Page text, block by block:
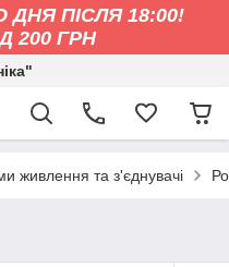
ПІСЛЯ 18:00!
200 ГРН
живлення та з'єднувачі